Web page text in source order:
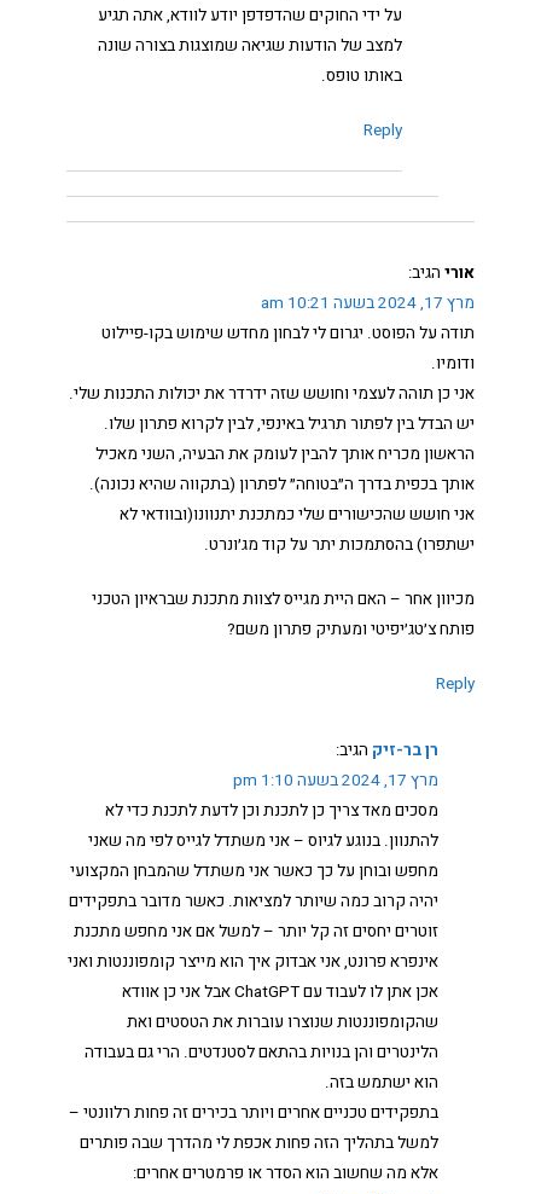
על ידי החוקים שהדפדפן יודע לוודא, אתה תגיע
למצב של הודעות שגיאה שמוצגות בצורה שונה
באותו טופס.
Reply
אורי הגיב:
מרץ 17, 2024 בשעה 10:21 am
תודה על הפוסט. יגרום לי לבחון מחדש שימוש בקו-פיילוט
ודומיו.
אני כן תוהה לעצמי וחושש שזה ידרדר את יכולות התכנות שלי.
יש הבדל בין לפתור תרגיל באינפי, לבין לקרוא פתרון שלו.
הראשון מכריח אותך להבין לעומק את הבעיה, השני מאכיל
אותך בכפית בדרך ה״בטוחה״ לפתרון (בתקווה שהיא נכונה).
אני חושש שהכישורים שלי כמתכנת יתנוונו(ובוודאי לא
ישתפרו) בהסתמכות יתר על קוד מג׳ונרט.
מכיוון אחר – האם היית מגייס לצוות מתכנת שבראיון הטכני
פותח צ׳טג׳יפיטי ומעתיק פתרון משם?
Reply
רן בר-זיק הגיב:
מרץ 17, 2024 בשעה 1:10 pm
מסכים מאד צריך כן לתכנת וכן לדעת לתכנת כדי לא
להתנוון. בנוגע לגיוס – אני משתדל לגייס לפי מה שאני
מחפש ובוחן על כך כאשר אני משתדל שהמבחן המקצועי
יהיה קרוב כמה שיותר למציאות. כאשר מדובר בתפקידים
זוטרים יחסים זה קל יותר – למשל אם אני מחפש מתכנת
אינפרא פרונט, אני אבדוק איך הוא מייצר קומפוננטות ואני
אכן אתן לו לעבוד עם ChatGPT אבל אני כן אוודא
שהקומפוננטות שנוצרו עוברות את הטסטים ואת
הלינטרים והן בנויות בהתאם לסטנדטים. הרי גם בעבודה
הוא ישתמש בזה.
בתפקידים טכניים אחרים ויותר בכירים זה פחות רלוונטי –
למשל בתהליך הזה פחות אכפת לי מהדרך שבה פותרים
אלא מה שחשוב הוא הסדר או פרמטרים אחרים: